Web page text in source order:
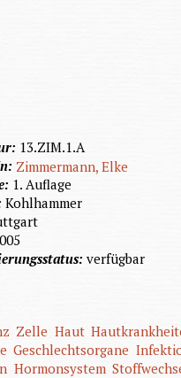
13.ZIM.1.A
Zimmermann, Elke
1. Auflage
Kohlhammer
verfügbar
Zelle Haut
Geschlechtsorgane
Hormonsystem